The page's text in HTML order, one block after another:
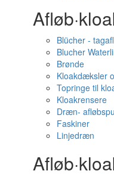
Blücher -
Blucher
Brønde
Kloakdæksler
Topringe til
Kloakrensere
Dræn-
Faskiner
Linjedræn